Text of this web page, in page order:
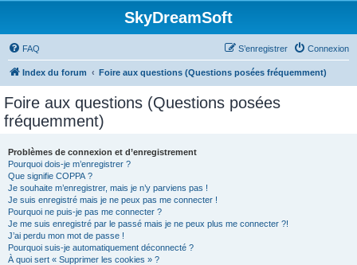
SkyDreamSoft
FAQ Connexion
S’enregistrer
Index du forum Foire aux questions (Questions posées fréquemment)
Foire aux questions (Questions posées
fréquemment)
Problèmes de connexion et d’enregistrement
Pourquoi dois-je m’enregistrer ?
Que signifie COPPA ?
Je souhaite m’enregistrer, mais je n’y parviens pas !
Je suis enregistré mais je ne peux pas me connecter !
Pourquoi ne puis-je pas me connecter ?
Je me suis enregistré par le passé mais je ne peux plus me connecter ?!
J’ai perdu mon mot de passe !
Pourquoi suis-je automatiquement déconnecté ?
À quoi sert « Supprimer les cookies » ?